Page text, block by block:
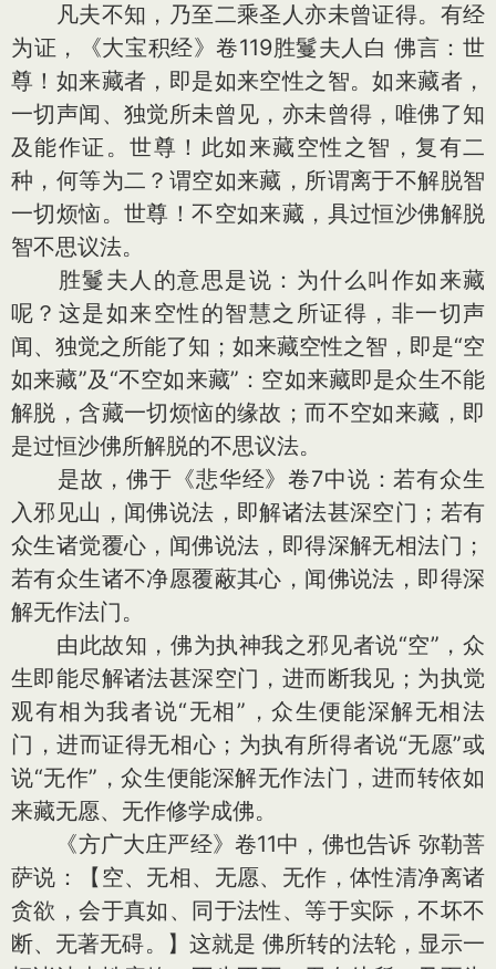
凡夫不知，乃至二乘圣人亦未曾证得。有经
为证，《大宝积经》卷119胜鬘夫人白 佛言：世
尊！如来藏者，即是如来空性之智。如来藏者，
一切声闻、独觉所未曾见，亦未曾得，唯佛了知
及能作证。世尊！此如来藏空性之智，复有二
种，何等为二？谓空如来藏，所谓离于不解脱智
一切烦恼。世尊！不空如来藏，具过恒沙佛解脱
智不思议法。
胜鬘夫人的意思是说：为什么叫作如来藏
呢？这是如来空性的智慧之所证得，非一切声
闻、独觉之所能了知；如来藏空性之智，即是“空
如来藏”及“不空如来藏”：空如来藏即是众生不能
解脱，含藏一切烦恼的缘故；而不空如来藏，即
是过恒沙佛所解脱的不思议法。
是故，佛于《悲华经》卷7中说：若有众生
入邪见山，闻佛说法，即解诸法甚深空门；若有
众生诸觉覆心，闻佛说法，即得深解无相法门；
若有众生诸不净愿覆蔽其心，闻佛说法，即得深
解无作法门。
由此故知，佛为执神我之邪见者说“空”，众
生即能尽解诸法甚深空门，进而断我见；为执觉
观有相为我者说“无相”，众生便能深解无相法
门，进而证得无相心；为执有所得者说“无愿”或
说“无作”，众生便能深解无作法门，进而转依如
来藏无愿、无作修学成佛。
《方广大庄严经》卷11中，佛也告诉 弥勒菩
萨说：【空、无相、无愿、无作，体性清净离诸
贪欲，会于真如、同于法性、等于实际，不坏不
断、无著无碍。】这就是 佛所转的法轮，显示一